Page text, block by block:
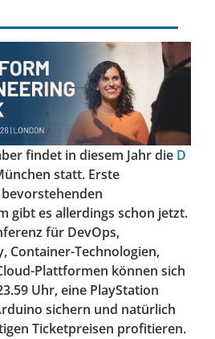
findet in diesem Jahr die D
statt. Erste
gibt es allerdings schon jetzt.
für DevOps,
Container-Technologien,
Plattformen können sich
Uhr, eine PlayStation
sichern und natürlich
Ticketpreisen profitieren.